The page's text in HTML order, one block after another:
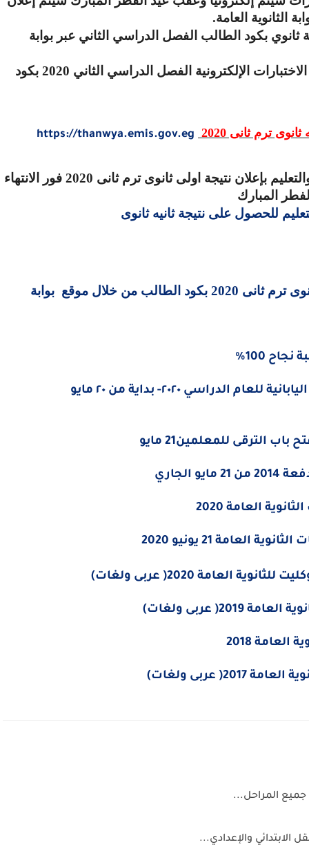
.
ثانوي بكود الطالب الفصل الدراسي الثاني عبر بوابة
يترقب طلاب الصف الأول والثاني الثانوي نتيجة الاختبارات الإلكترونية الفصل الدراسي الثاني 2020 بكود
ثانوى ترم ثانى 2020
https://thanwya.emis.gov.eg
من المنتظر إن شاء الله أن تقوم وزارة التربية والتعليم بإعلان نتيجة اولى ثانوى ترم ثانى 2020 فور الانتهاء
المبارك
للحصول على نتيجة ثانيه ثانوى
نتيجة الصف الاول الثانوى 2020 – نتيجة اولى ثانوى ترم ثانى 2020 بكود الطالب من خلال موقع بوابة
100%
فتح باب التقديم للالتحاق بالمدارس المصرية اليابانية للعام الدراسي ٢٠٢٠- بداية من ٢٠ مايو
الترقى للمعلمين21 مايو
العامة 2020
العامة 21 يونيو 2020
العامة 2020( عربى ولغات)
عربى ولغات)
2018
عربى ولغات)
والإعدادي...